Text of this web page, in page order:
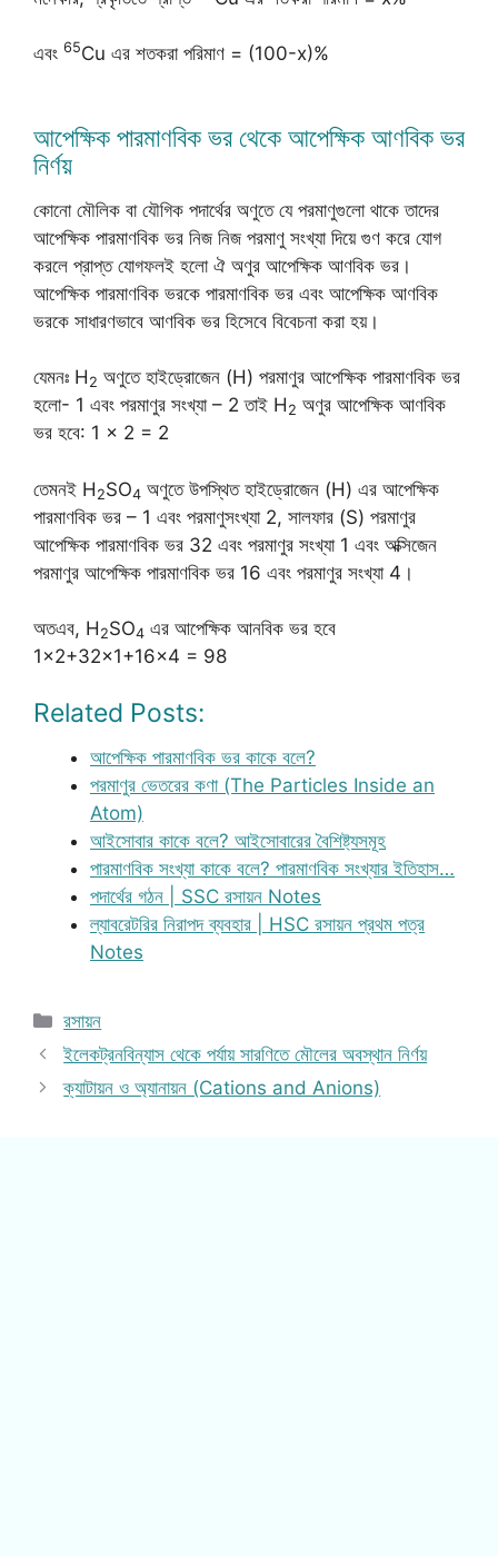
এবং 65Cu এর শতকরা পরিমাণ = (100-x)%
আপেক্ষিক পারমাণবিক ভর থেকে আপেক্ষিক আণবিক ভর
নির্ণয়
কোনো মৌলিক বা যৌগিক পদার্থের অণুতে যে পরমাণুগুলো থাকে তাদের
আপেক্ষিক পারমাণবিক ভর নিজ নিজ পরমাণু সংখ্যা দিয়ে গুণ করে যোগ
করলে প্রাপ্ত যোগফলই হলো ঐ অণুর আপেক্ষিক আণবিক ভর।
আপেক্ষিক পারমাণবিক ভরকে পারমাণবিক ভর এবং আপেক্ষিক আণবিক
ভরকে সাধারণভাবে আণবিক ভর হিসেবে বিবেচনা করা হয়।
যেমনঃ H 2 অণুতে হাইড্রোজেন (H) পরমাণুর আপেক্ষিক পারমাণবিক ভর
হলো- 1 এবং পরমাণুর সংখ্যা – 2 তাই H 2 অণুর আপেক্ষিক আণবিক
ভর হবে: 1 × 2 = 2
তেমনই H 2SO4 অণুতে উপস্থিত হাইড্রোজেন (H) এর আপেক্ষিক
পারমাণবিক ভর – 1 এবং পরমাণুসংখ্যা 2, সালফার (S) পরমাণুর
আপেক্ষিক পারমাণবিক ভর 32 এবং পরমাণুর সংখ্যা 1 এবং অক্সিজেন
পরমাণুর আপেক্ষিক পারমাণবিক ভর 16 এবং পরমাণুর সংখ্যা 4।
অতএব, H 2SO4 এর আপেক্ষিক আনবিক ভর হবে
1×2+32×1+16×4 = 98
Related Posts:
আপেক্ষিক পারমাণবিক ভর কাকে বলে?
পরমাণুর ভেতরের কণা (The Particles Inside an
Atom)
আইসোবার কাকে বলে? আইসোবারের বৈশিষ্ট্যসমূহ
পারমাণবিক সংখ্যা কাকে বলে? পারমাণবিক সংখ্যার ইতিহাস…
পদার্থের গঠন | SSC রসায়ন Notes
ল্যাবরেটরির নিরাপদ ব্যবহার | HSC রসায়ন প্রথম পত্র
Notes
Categories
রসায়ন
ইলেকট্রনবিন্যাস থেকে পর্যায় সারণিতে মৌলের অবস্থান নির্ণয়
ক্যাটায়ন ও অ্যানায়ন (Cations and Anions)